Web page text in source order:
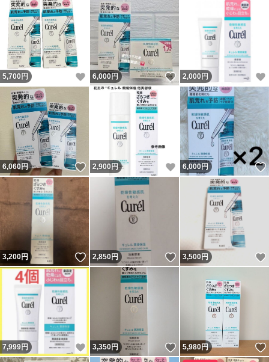
5,700 円 いいね！
6,000円 いいね！
2,000 円
6,060円 いいね！
2,900円 いいね！
6,000円
3,200円 いいね！
2,850円 いいね！
3,500円
7,999円 いいね！
3,350円 いいね！
5,980円